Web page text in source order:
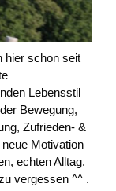
hier schon seit
Lebensstil
Bewegung,
Zufrieden- &
Motivation
echten Alltag.
vergessen ^^ .